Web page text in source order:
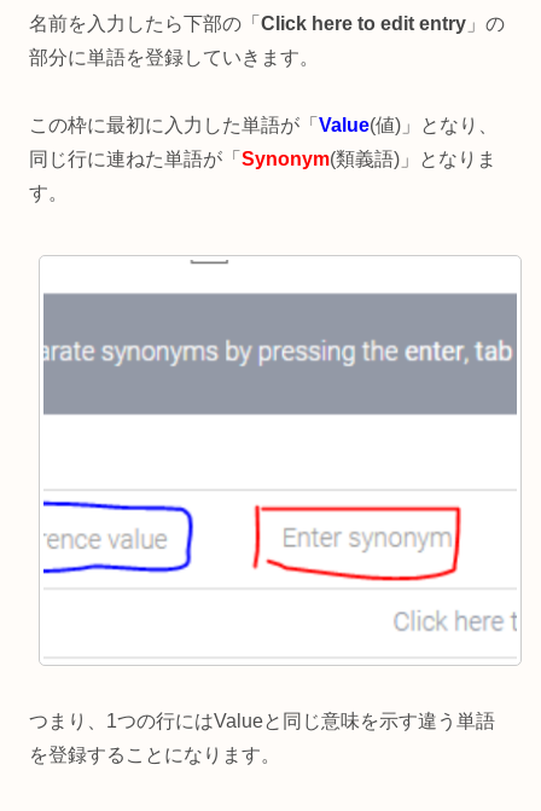
名前を入力したら下部の「 Click here to edit entry 」の
部分に単語を登録していきます。
この枠に最初に入力した単語が「 Value(値)」となり、
同じ行に連ねた単語が「 Synonym(類義語)」となりま
す。
つまり、1つの行にはValueと同じ意味を示す違う単語
を登録することになります。